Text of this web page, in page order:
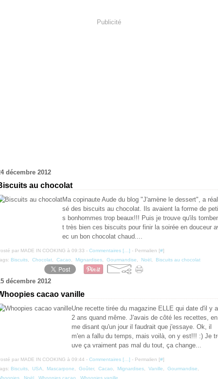
Publicité
décembre 2012
au chocolat
Ma copinaute Aude du blog "J'amène le dessert", a
sé des biscuits au chocolat. Ils avaient la forme de
s bonhommes trop beaux!!! Puis je trouve qu'ils
t très bien ces biscuits pour finir la soirée en douceur
ec un bon chocolat chaud....
par MADE IN COOKING à 09:33 - Commentaires [ ] - Permalien [#]
Biscuits Chocolat Cacao Mignardises Gourmandise Noël Biscuits au chocolat
décembre 2012
cacao vanille
Une recette tirée du magazine ELLE qui date d'il y a
2 ans quand même. J'avais de côté les recettes, en
me disant qu'un jour il faudrait que j'essaye. Ok, il
m'en a fallu du temps, mais voilà, on y est!!! :) Je
uve ça vraiment pas mal du tout, ça change...
par MADE IN COOKING à 09:44 - Commentaires [ ] - Permalien [#]
Biscuits USA Mascarpone Goûter, Cacao Mignardises Vanille Gourmandise
Noël Whoopies cacao Whoopies vanille